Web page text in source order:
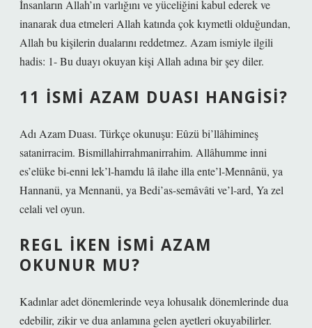
İnsanların Allah’ın varlığını ve yüceliğini kabul ederek ve
inanarak dua etmeleri Allah katında çok kıymetli olduğundan,
Allah bu kişilerin dualarını reddetmez. Azam ismiyle ilgili
hadis: 1- Bu duayı okuyan kişi Allah adına bir şey diler.
11 İSMI AZAM DUASI HANGISI?
Adı Azam Duası. Türkçe okunuşu: Eûzü bi’llâhimineş
satanirracim. Bismillahirrahmanirrahim. Allâhumme inni
es’elüke bi-enni lek’l-hamdu lâ ilahe illa ente’l-Mennânü, ya
Hannanü, ya Mennanü, ya Bedi’as-semâvâti ve’l-ard, Ya zel
celali vel oyun.
REGL IKEN ISMI AZAM
OKUNUR MU?
Kadınlar adet dönemlerinde veya lohusalık dönemlerinde dua
edebilir, zikir ve dua anlamına gelen ayetleri okuyabilirler.